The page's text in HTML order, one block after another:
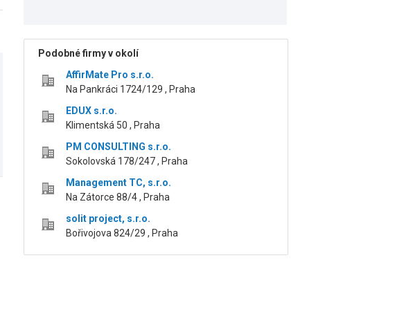
Podobné firmy v okolí
AffirMate Pro s.r.o.
Na Pankráci 1724/129 , Praha
EDUX s.r.o.
Klimentská 50 , Praha
PM CONSULTING s.r.o.
Sokolovská 178/247 , Praha
Management TC, s.r.o.
Na Zátorce 88/4 , Praha
solit project, s.r.o.
Bořivojova 824/29 , Praha